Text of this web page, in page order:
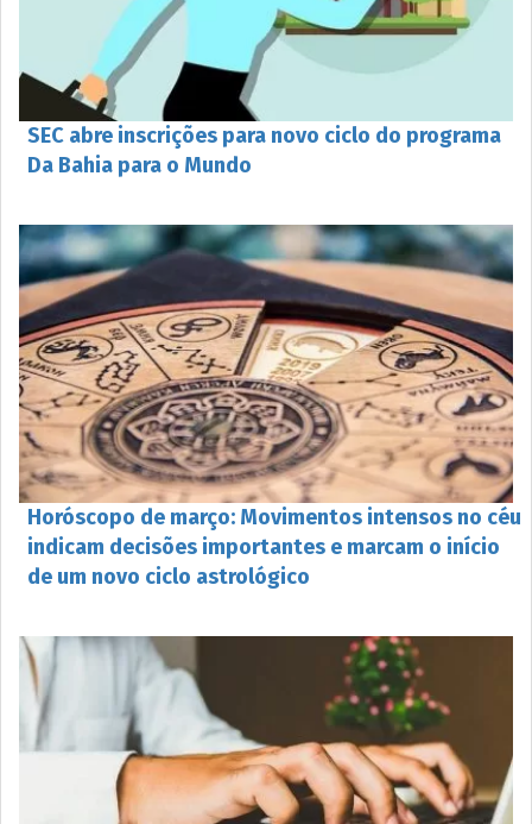
SEC abre inscrições para novo ciclo do programa
Da Bahia para o Mundo
Horóscopo de março: Movimentos intensos no céu
indicam decisões importantes e marcam o início
de um novo ciclo astrológico